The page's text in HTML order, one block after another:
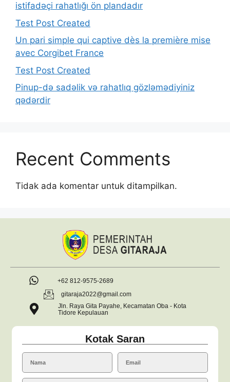
istifadəçi rahatlığı ön plandadır
Test Post Created
Un pari simple qui captive dès la première mise
avec Corgibet France
Test Post Created
Pinup-də sadəlik və rahatlıq gözləmədiyiniz
qədərdir
Recent Comments
Tidak ada komentar untuk ditampilkan.
+62 812-9575-2689
gitaraja2022@gmail.com
Jln. Raya Gita Payahe, Kecamatan Oba - Kota
Tidore Kepulauan
Kotak Saran